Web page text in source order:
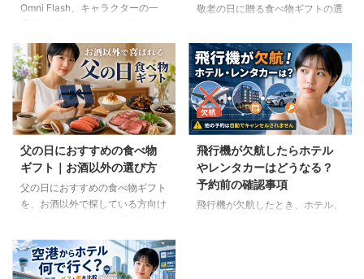
Omni Flash、キャラクターの一
研究室の長編動画18本を、目的別
に分かりやすく紹介します。
敬老の日に贈る食べ物ギフトの選
力や好み、食事制限、保存方法に
配慮しながら、和菓子、スープ、
ご飯のお供、やわらか食などの候
補をわかりやすく解説します。
父の日におすすめの食べ物
ギフト｜お酒以外の選び方
父の日におすすめの食べ物ギフト
を、お酒以外で探している方向け
など、父の好みに合わせた選び方
と注意点を解説します。
飛行機が欠航したらホテル
やレンタカーはどうなる？
予約前の確認事項
飛行機が欠航したとき、ホテル、